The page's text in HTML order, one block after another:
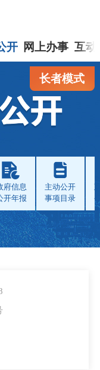
开 网上办事 互动
长者模式
府信息
开年报
主动公开
事项目录